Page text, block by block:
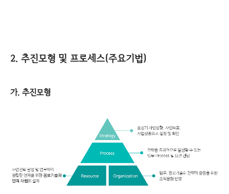
2. 추진모형 및 프로세스(주요기법)
가. 추진모형